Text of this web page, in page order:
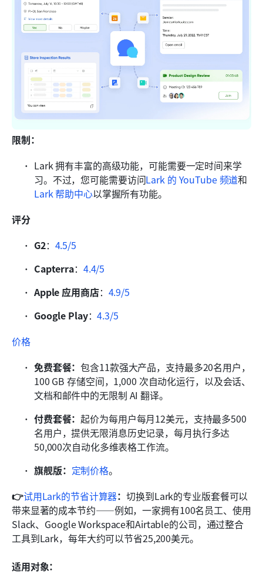
限制：
Lark 拥有丰富的高级功能，可能需要一定时间来学
习。不过，您可能需要访问Lark 的 YouTube 频道和
Lark 帮助中心以掌握所有功能。
评分
G2： 4.5/5
Capterra： 4.4/5
Apple 应用商店： 4.9/5
Google Play：4.3/5
价格
免费套餐：包含11款强大产品，支持最多20名用户，
100 GB 存储空间，1,000 次自动化运行，以及会话、
文档和邮件中的无限制 AI 翻译。
付费套餐：起价为每用户每月12美元，支持最多500
名用户，提供无限消息历史记录，每月执行多达
50,000次自动化多维表格工作流。
旗舰版： 定制价格。
👉试用Lark的节省计算器：切换到Lark的专业版套餐可以
带来显著的成本节约——例如，一家拥有100名员工、使用
Slack、Google Workspace和Airtable的公司，通过整合
工具到Lark，每年大约可以节省25,200美元。
适用对象：